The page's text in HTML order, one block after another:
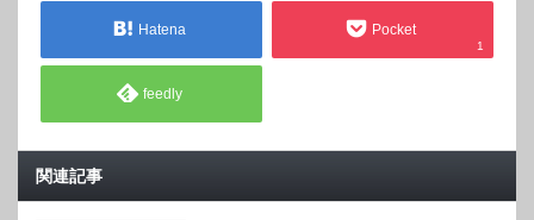
Hatena Pocket
1
feedly
関連記事